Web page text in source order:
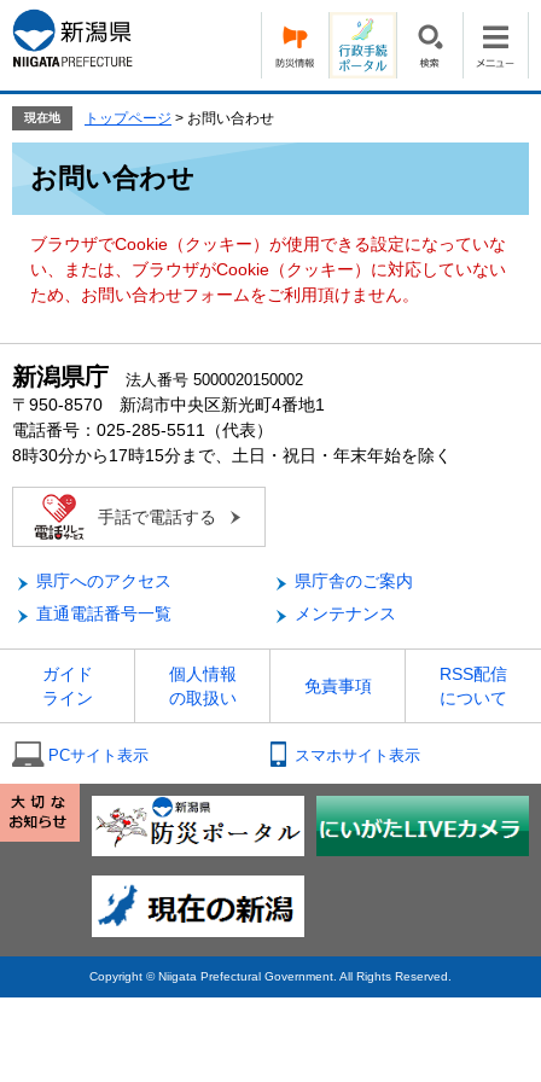
ー
ジ
の
頭
す。
ニ
ュ
ー
飛
て
現在地 トップページ > お問い合わせ
お問い合わせ
ブラウザでCookie（クッキー）が使用できる設定になっていな
い、または、ブラウザがCookie（クッキー）に対応していない
ため、お問い合わせフォームをご利用頂けません。
新潟県庁 法人番号 5000020150002
〒950-8570 新潟市中央区新光町4番地1
電話番号：025-285-5511（代表）
8時30分から17時15分まで、土日・祝日・年末年始を除く
手話で電話する
県庁へのアクセス
県庁舎のご案内
直通電話番号一覧
メンテナンス
ガイド
ライン
個人情報
の取扱い
免責事項
RSS配信
について
PCサイト表示 スマホサイト表示
Copyright © Niigata Prefectural Government. All Rights Reserved.